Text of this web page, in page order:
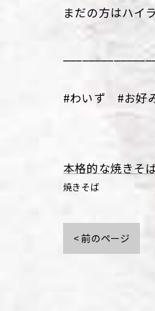
まだの方はハイ
#わいず #お好
本格的な焼きそ
焼きそば
< 前のページ